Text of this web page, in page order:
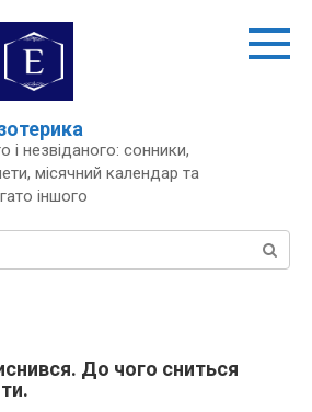
і незвіданого: сонники,
місячний календар та
іншого
До чого сниться